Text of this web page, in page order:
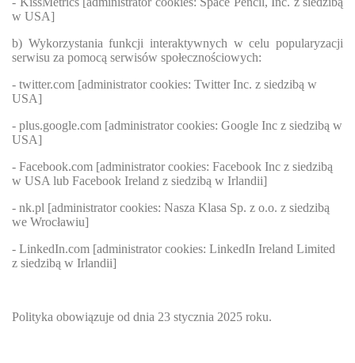
w USA]
b) Wykorzystania funkcji interaktywnych w celu popularyzacji
serwisu za pomocą serwisów społecznościowych:
- twitter.com [administrator cookies: Twitter Inc. z siedzibą w
USA]
- plus.google.com [administrator cookies: Google Inc z siedzibą w
USA]
- Facebook.com [administrator cookies: Facebook Inc z siedzibą
w USA lub Facebook Ireland z siedzibą w Irlandii]
- nk.pl [administrator cookies: Nasza Klasa Sp. z o.o. z siedzibą
we Wrocławiu]
- LinkedIn.com [administrator cookies: LinkedIn Ireland Limited
z siedzibą w Irlandii]
Polityka obowiązuje od dnia 23 stycznia 2025 roku.